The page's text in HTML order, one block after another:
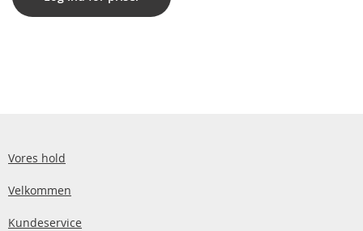
Vores hold
Velkommen
Kundeservice